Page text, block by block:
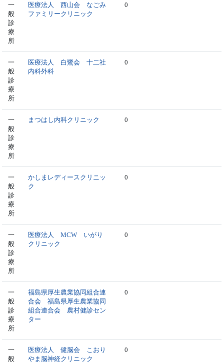
一
般
診
療
所
医療法人 西山会 なごみ
ファミリークリニック
0
一
般
診
療
所
医療法人 白鷺会 十二社
内科外科
0
一
般
診
療
所
まつはし内科クリニック 0
一
般
診
療
所
かしまレディースクリニッ
ク
0
一
般
診
療
所
医療法人 MCW いがり
クリニック
0
一
般
診
療
所
福島県厚生農業協同組合連
合会 福島県厚生農業協同
組合連合会 農村健診セン
ター
0
一
般
医療法人 健脳会 こおり
やま脳神経クリニック
0